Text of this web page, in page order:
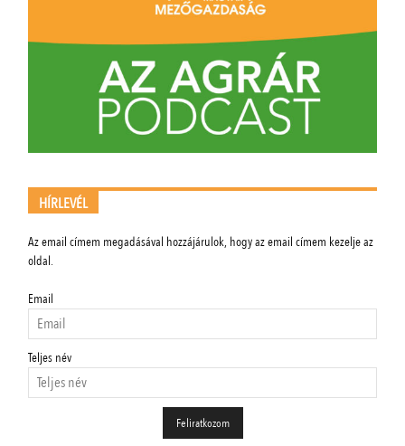
HÍRLEVÉL
Az email címem megadásával hozzájárulok, hogy az email címem kezelje az
oldal.
Email
Teljes név